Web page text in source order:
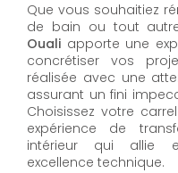
Que vous souhaitiez
de bain ou tout
Ouali apporte une
concrétiser vos
réalisée avec une
assurant un fini
Choisissez votre
expérience de
intérieur qui allie
excellence technique.